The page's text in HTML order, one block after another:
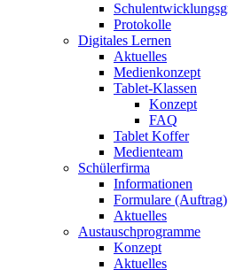
Protokolle
Digitales Lernen
Aktuelles
Medienkonzept
Tablet-Klassen
Konzept
FAQ
Tablet Koffer
Medienteam
Schülerfirma
Informationen
Formulare (Auftrag)
Aktuelles
Austauschprogramme
Konzept
Aktuelles